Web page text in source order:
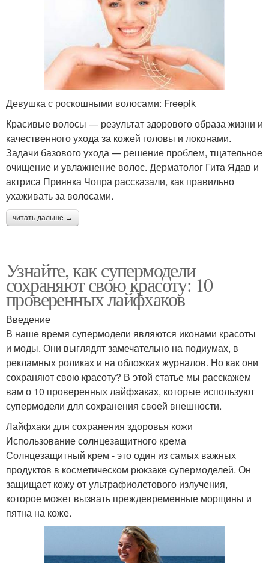
Девушка с роскошными волосами: Freepik
Красивые волосы — результат здорового образа жизни и
качественного ухода за кожей головы и локонами.
Задачи базового ухода — решение проблем, тщательное
очищение и увлажнение волос. Дерматолог Гита Ядав и
актриса Приянка Чопра рассказали, как правильно
ухаживать за волосами.
читать дальше →
Узнайте, как супермодели
сохраняют свою красоту: 10
проверенных лайфхаков
Введение
В наше время супермодели являются иконами красоты
и моды. Они выглядят замечательно на подиумах, в
рекламных роликах и на обложках журналов. Но как они
сохраняют свою красоту? В этой статье мы расскажем
вам о 10 проверенных лайфхаках, которые используют
супермодели для сохранения своей внешности.
Лайфхаки для сохранения здоровья кожи
Использование солнцезащитного крема
Солнцезащитный крем - это один из самых важных
продуктов в косметическом рюкзаке супермоделей. Он
защищает кожу от ультрафиолетового излучения,
которое может вызвать преждевременные морщины и
пятна на коже.